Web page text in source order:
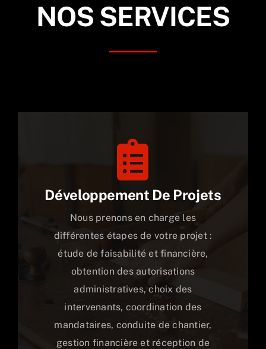
NOS SERVICES
Développement De Projets
Nous prenons en charge les
différentes étapes de votre projet :
étude de faisabilité et financière,
obtention des autorisations
administratives, choix des
intervenants, coordination des
mandataires, conduite de chantier,
gestion financière et réception de